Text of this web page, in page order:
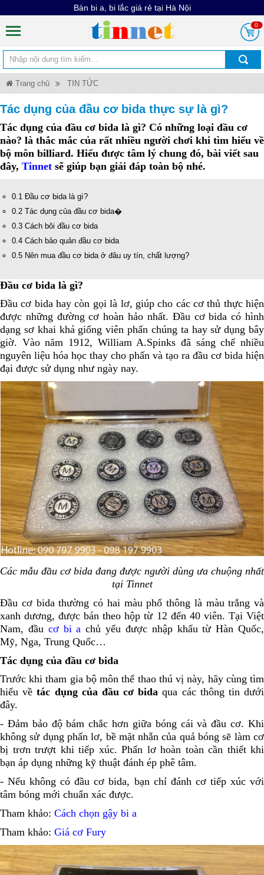
Bàn bi a, bi lắc giá rẻ tại Hà Nội
0
Trang chủ TIN TỨC
Tác dụng của đầu cơ bida thực sự là gì?
Tác dụng của đầu cơ bida là gì? Có những loại đầu cơ
nào? là thắc mắc của rất nhiều người chơi khi tìm hiểu về
bộ môn billiard. Hiểu được tâm lý chung đó, bài viết sau
đây, Tinnet sẽ giúp bạn giải đáp toàn bộ nhé.
0.1 Đầu cơ bida là gì?
0.2 Tác dụng của đầu cơ bida�
0.3 Cách bôi đầu cơ bida
0.4 Cách bảo quản đầu cơ bida
0.5 Nên mua đầu cơ bida ở đâu uy tín, chất lượng?
Đầu cơ bida là gì?
Đầu cơ bida hay còn gọi là lơ, giúp cho các cơ thủ thực hiện
được những đường cơ hoàn hảo nhất. Đầu cơ bida có hình
dạng sơ khai khá giống viên phấn chúng ta hay sử dụng bây
giờ. Vào năm 1912, William A.Spinks đã sáng chế nhiều
nguyên liệu hóa học thay cho phấn và tạo ra đầu cơ bida hiện
đại được sử dụng như ngày nay.
Các mẫu đầu cơ bida đang được người dùng ưa chuộng nhất
tại Tinnet
Đầu cơ bida thường có hai màu phổ thông là màu trắng và
xanh dương, được bán theo hộp từ 12 đến 40 viên. Tại Việt
Nam, đầu cơ bi a chủ yếu được nhập khẩu từ Hàn Quốc,
Mỹ, Nga, Trung Quốc…
Tác dụng của đầu cơ bida
Trước khi tham gia bộ môn thể thao thú vị này, hãy cùng tìm
hiểu vềtác dụng của đầu cơ bida qua các thông tin dưới
đây.
- Đảm bảo độ bám chắc hơn giữa bóng cái và đầu cơ. Khi
không sử dụng phấn lơ, bề mặt nhẵn của quả bóng sẽ làm cơ
bị trơn trượt khi tiếp xúc. Phấn lơ hoàn toàn cần thiết khi
bạn áp dụng những kỹ thuật đánh ép phê tâm.
- Nếu không có đầu cơ bida, bạn chỉ đánh cơ tiếp xúc với
tâm bóng mới chuẩn xác được.
Tham khảo: Cách chọn gậy bi a
Tham khảo: Giá cơ Fury